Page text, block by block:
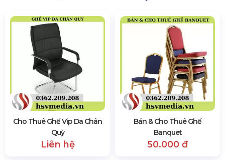
Bàn Tròn Kết Hợp Với Ghế Tiffany
DỊCH VỤ CHO THUÊ BÀN TRÒN
SỰ KIỆN GIÁ RẺ TẠI TP.HCM
HSV Media là đơn vị uy tín chuyên cho thuê bàn
tròn nói riêng và bàn ghế sự kiện nói chung. Khi
đến với HSV Media không chỉ giúp bạn tiết kiệm
thời gian và công sức mà còn mang lại sự tiện lợi.
Bạn có thể lựa chọn từ nhiều loại bàn tròn có kích